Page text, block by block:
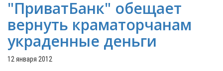
"ПриватБанк" обещает
вернуть краматорчанам
украденные деньги
12 января 2012